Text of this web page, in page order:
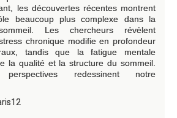
les découvertes récentes montrent
beaucoup plus complexe dans la
Les chercheurs révèlent
chronique modifie en profondeur
tandis que la fatigue mentale
la qualité et la structure du sommeil.
redessinent notre